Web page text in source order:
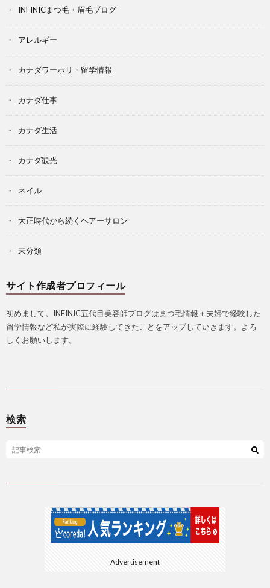
INFINICまつ毛・眉毛ブログ
アレルギー
カナダワーホリ・留学情報
カナダ仕事
カナダ生活
カナダ観光
ネイル
大正時代から続くヘアーサロン
未分類
サイト作成者プロフィール
初めまして。INFINIC五代目美容師ブログはまつ毛情報＋夫婦で経験した
留学情報など私が実際に経験してきたことをアップしていきます。よろ
しくお願いします。
検索
Advertisement